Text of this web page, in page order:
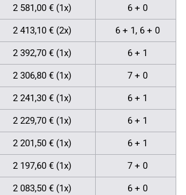
2 581,00 € (1x) 6 + 0
2 413,10 € (2x) 6 + 1, 6 + 0
2 392,70 € (1x) 6 + 1
2 306,80 € (1x) 7 + 0
2 241,30 € (1x) 6 + 1
2 229,70 € (1x) 6 + 1
2 201,50 € (1x) 6 + 1
2 197,60 € (1x) 7 + 0
2 083,50 € (1x) 6 + 0